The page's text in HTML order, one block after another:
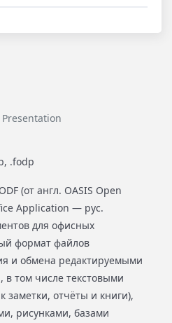
.fodp
(от англ. OASIS Open
Application — рус.
для офисных
формат файлов
и обмена редактируемыми
том числе текстовыми
заметки, отчёты и книги),
рисунками, базами